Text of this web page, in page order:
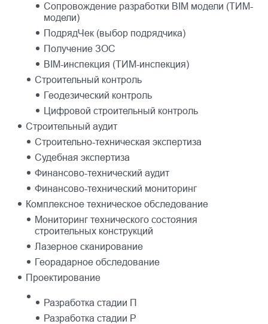
Сопровождение разработки BIM модели (ТИМ-
модели)
ПодрядЧек (выбор подрядчика)
Получение ЗОС
BIM-инспекция (ТИМ-инспекция)
Строительный контроль
Геодезический контроль
Цифровой строительный контроль
Строительный аудит
Строительно-техническая экспертиза
Судебная экспертиза
Финансово-технический аудит
Финансово-технический мониторинг
Комплексное техническое обследование
Мониторинг технического состояния
строительных конструкций
Лазерное сканирование
Георадарное обследование
Проектирование
Разработка стадии П
Разработка стадии Р